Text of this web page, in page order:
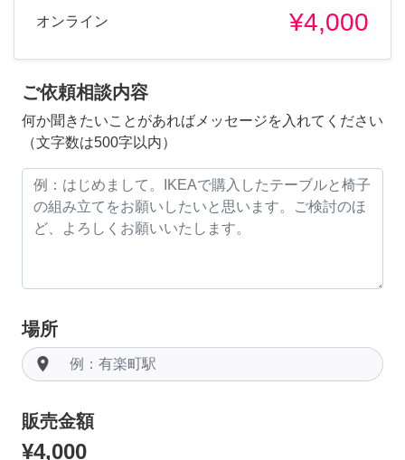
オンライン ¥4,000
ご依頼相談内容
何か聞きたいことがあればメッセージを入れてください
（文字数は500字以内）
場所
room
販売金額
¥4,000